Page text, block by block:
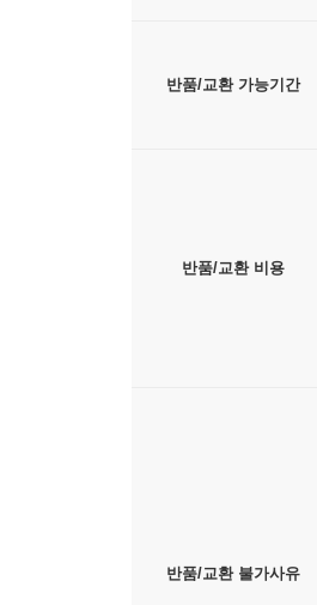
반품/교환 가능기간
반품/교환 비용
반품/교환 불가사유